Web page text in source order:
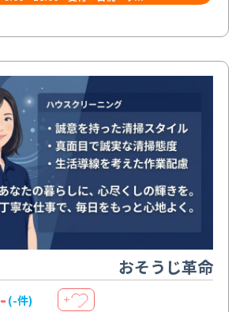
おそうじ革命
- (-件) ＋